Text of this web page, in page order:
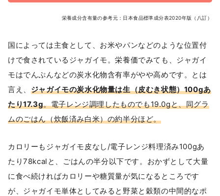
栄養成分含有量の参考元：日本食品標準成分表2020年版（八訂）
国によっては主食として、お米やパンなどのような位置付
けで食されているジャガイモ。栄養価でみても、ジャガイ
モはでんぷんなどの炭水化物含有率がやや高めです。とは
言え、 ジャガイモの炭水化物量は生（皮むき状態）100gあ
たり17.3g。電子レンジ調理したものでも19.0gと、同グラ
ムのごはん（炊飯済み白米）の約半分ほど。
カロリーもジャガイモ皮なし/電子レンジ料理済み100gあ
たり78kcalと、ごはんの半分以下です。おかずとして大量
に食べ続ければカロリーや糖質量が気になるところです
が、ジャガイモ単体としてみると野菜と穀類の中間的なポ